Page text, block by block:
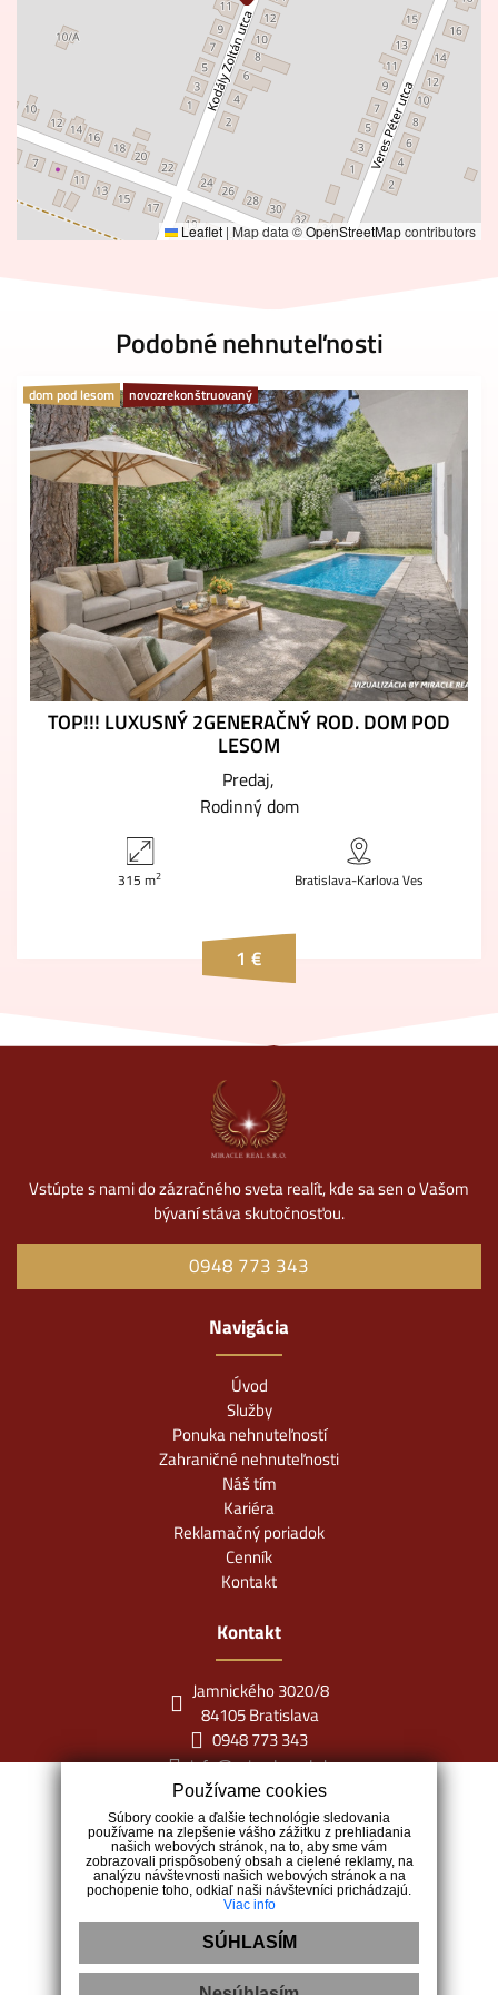
Leaflet | Map data ©OpenStreetMapcontributors
Podobné nehnuteľnosti
dom pod lesom novozrekonštruovaný
TOP!!! LUXUSNÝ 2GENERAČNÝ ROD. DOM POD
LESOM
Predaj
Rodinný dom
315 m2 Bratislava-Karlova Ves
1 €
Vstúpte s nami do zázračného sveta realít, kde sa sen o Vašom
bývaní stáva skutočnosťou.
0948 773 343
Navigácia
Úvod
Služby
Ponuka nehnuteľností
Zahraničné nehnuteľnosti
Náš tím
Kariéra
Reklamačný poriadok
Cenník
Kontakt
Kontakt
Jamnického 3020/8
84105 Bratislava
0948 773 343
info@miraclereal.sk
Používame cookies
Súbory cookie a ďalšie technológie sledovania
používame na zlepšenie vášho zážitku z prehliadania
našich webových stránok, na to, aby sme vám
zobrazovali prispôsobený obsah a cielené reklamy, na
analýzu návštevnosti našich webových stránok a na
pochopenie toho, odkiaľ naši návštevníci prichádzajú.
Viac info
SÚHLASÍM